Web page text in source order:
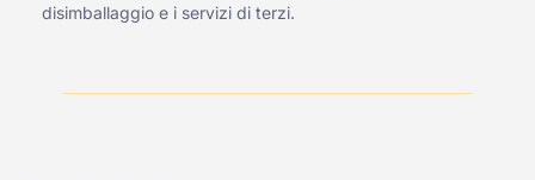
disimballaggio e i servizi di terzi.